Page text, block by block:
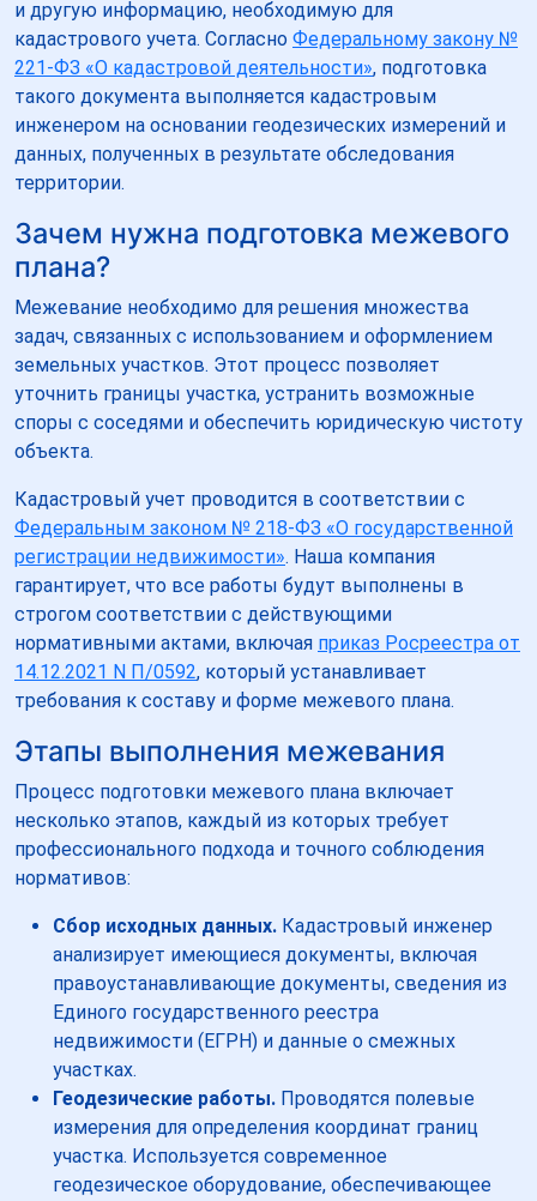
и другую информацию, необходимую для
кадастрового учета. Согласно Федеральному закону №
221-ФЗ «О кадастровой деятельности», подготовка
такого документа выполняется кадастровым
инженером на основании геодезических измерений и
данных, полученных в результате обследования
территории.
Зачем нужна подготовка межевого
плана?
Межевание необходимо для решения множества
задач, связанных с использованием и оформлением
земельных участков. Этот процесс позволяет
уточнить границы участка, устранить возможные
споры с соседями и обеспечить юридическую чистоту
объекта.
Кадастровый учет проводится в соответствии с
Федеральным законом № 218-ФЗ «О государственной
регистрации недвижимости». Наша компания
гарантирует, что все работы будут выполнены в
строгом соответствии с действующими
нормативными актами, включая приказ Росреестра от
14.12.2021 N П/0592, который устанавливает
требования к составу и форме межевого плана.
Этапы выполнения межевания
Процесс подготовки межевого плана включает
несколько этапов, каждый из которых требует
профессионального подхода и точного соблюдения
нормативов:
Сбор исходных данных. Кадастровый инженер
анализирует имеющиеся документы, включая
правоустанавливающие документы, сведения из
Единого государственного реестра
недвижимости (ЕГРН) и данные о смежных
участках.
Геодезические работы. Проводятся полевые
измерения для определения координат границ
участка. Используется современное
геодезическое оборудование, обеспечивающее